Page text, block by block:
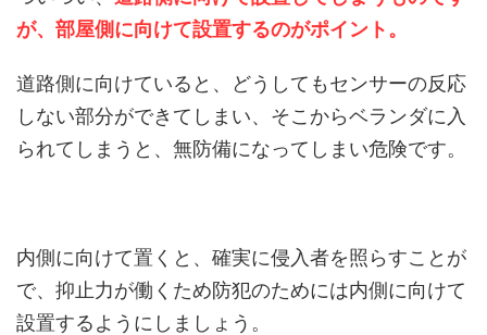
が、部屋側に向けて設置するのがポイント。
道路側に向けていると、どうしてもセンサーの反応
しない部分ができてしまい、そこからベランダに入
られてしまうと、無防備になってしまい危険です。
内側に向けて置くと、確実に侵入者を照らすことが
で、抑止力が働くため防犯のためには内側に向けて
設置するようにしましょう。